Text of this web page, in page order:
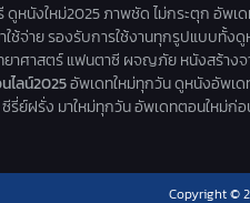
หนังใหม่2025 ภาพชัด ไม่กระตุก อัพเ
ใช้จ่าย รองรับการใช้งานทุกรูปแบบทั้
ศาสตร์ แฟนตาซี ผจญภัย หนังสร้างจ
ไลน์2025อัพเดทใหม่ทุกวัน ดูหนังอัพเด
ซีรี่ย์ฝรั่ง มาใหม่ทุกวัน อัพเดทตอนใหม่ก่
Copyright ©